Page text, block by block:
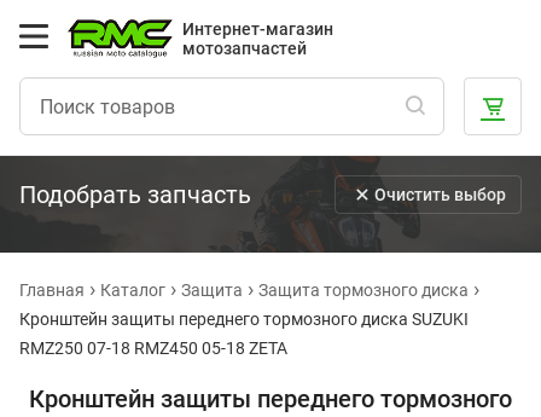
Интернет-магазин
мотозапчастей
Подобрать запчасть Очистить выбор
Главная Каталог Защита
Защита тормозного диска
Кронштейн защиты переднего тормозного диска SUZUKI
RMZ250 07-18 RMZ450 05-18 ZETA
Кронштейн защиты переднего тормозного